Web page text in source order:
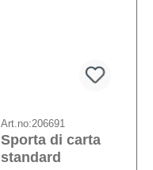
Art.no:206691
Sporta di carta
standard